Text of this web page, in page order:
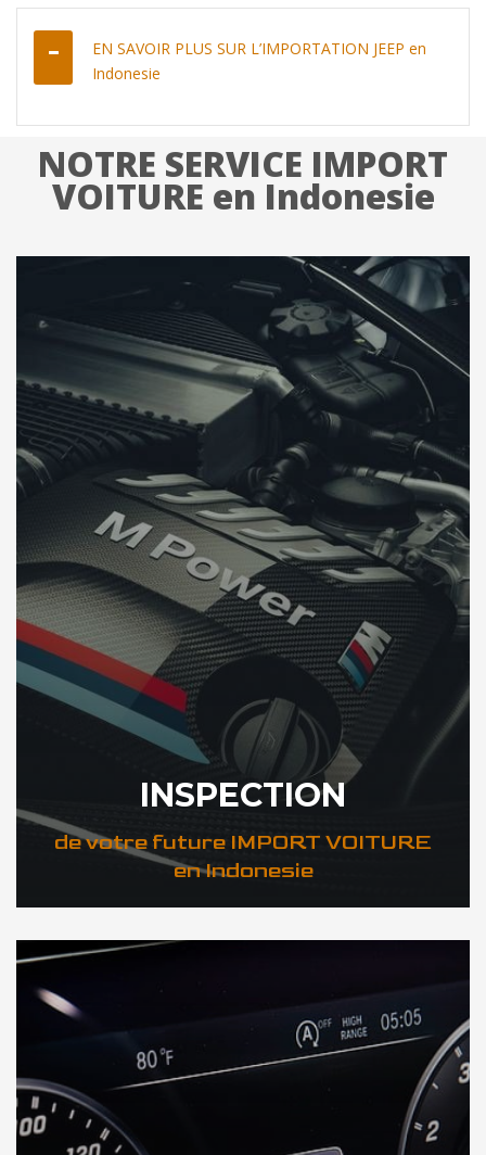
EN SAVOIR PLUS SUR L’IMPORTATION JEEP en
Indonesie
NOTRE SERVICE IMPORT
VOITURE en Indonesie
INSPECTION
de votre future IMPORT VOITURE
en Indonesie
DÉCOUVREZ VOTRE INSPECTION AUTO en Indonesie